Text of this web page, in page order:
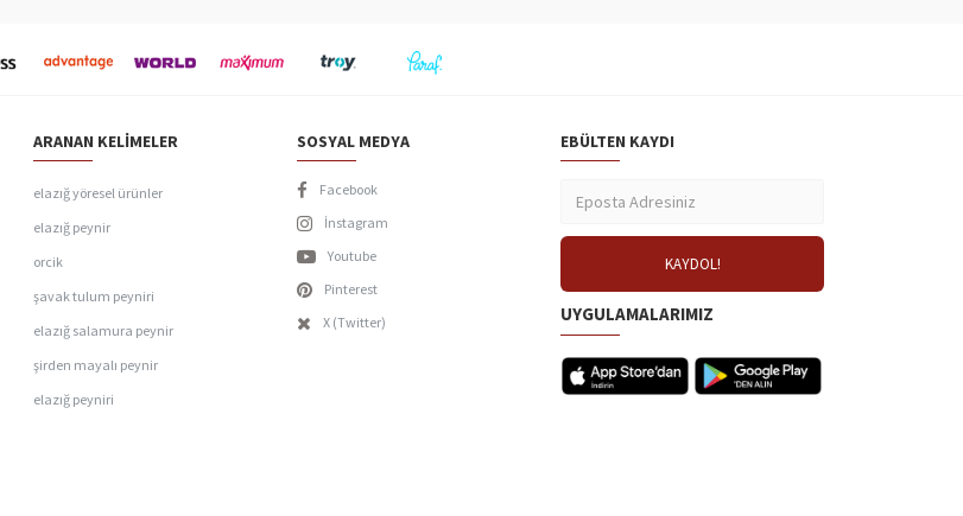
ARANAN KELIMELER
elazığ yöresel ürünler
elazığ peynir
orcik
şavak tulum peyniri
elazığ salamura peynir
şirden mayalı peynir
elazığ peyniri
SOSYAL MEDYA
Facebook
İnstagram
Youtube
Pinterest
X (Twitter)
EBÜLTEN KAYDI
UYGULAMALARIMIZ